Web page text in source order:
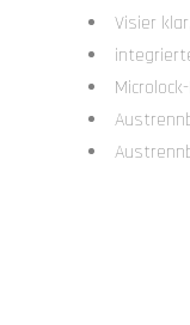
Visier